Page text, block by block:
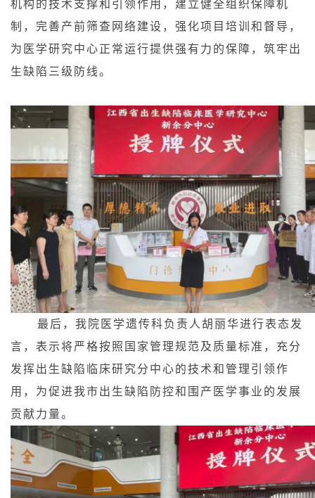
机构的技术支撑和引领作用，建立健全组织保障机
制，完善产前筛查网络建设，强化项目培训和督导，
为医学研究中心正常运行提供强有力的保障，筑牢出
生缺陷三级防线。
最后，我院医学遗传科负责人胡丽华进行表态发
言，表示将严格按照国家管理规范及质量标准，充分
发挥出生缺陷临床研究分中心的技术和管理引领作
用，为促进我市出生缺陷防控和围产医学事业的发展
贡献力量。